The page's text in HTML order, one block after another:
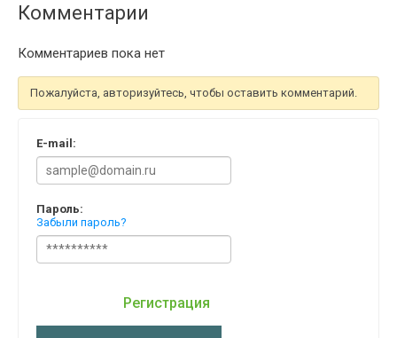
Комментарии
Комментариев пока нет
Пожалуйста, авторизуйтесь, чтобы оставить комментарий.
E-mail:
Пароль:
Забыли пароль?
Регистрация